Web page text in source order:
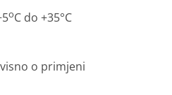
oC do +35°C
o primjeni